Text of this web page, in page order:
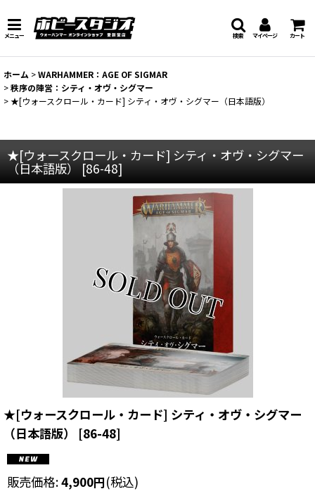
メニュー マイページ カート
検索
ホーム >WARHAMMER：AGE OF SIGMAR
>秩序の陣営：シティ・オヴ・シグマー
>★[ウォースクロール・カード] シティ・オヴ・シグマー（日本語版）
★[ウォースクロール・カード] シティ・オヴ・シグマー
（日本語版） [86-48]
★[ウォースクロール・カード] シティ・オヴ・シグマー
（日本語版）
[86-48]
販売価格:4,900円(税込)